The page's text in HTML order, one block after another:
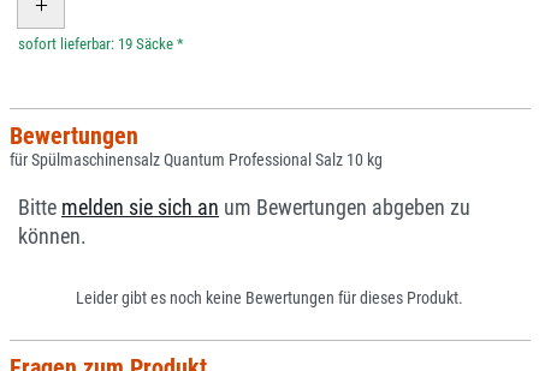
*
Bewertungen
für Spülmaschinensalz Quantum Professional Salz 10 kg
Bitte melden sie sich an um Bewertungen abgeben zu
können.
Leider gibt es noch keine Bewertungen für dieses Produkt.